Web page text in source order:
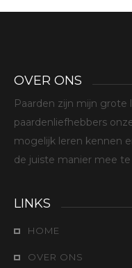
OVER ONS
Paarden zijn mijn grote
paardenliefhebbers
mogelijk leren kennen
de juiste manier mee
LINKS
HOME
OVER ONS